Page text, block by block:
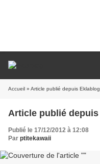
Accueil » Article publié depuis Eklablog
Publié le 17/12/2012 à 12:08
Par ptitekawaii